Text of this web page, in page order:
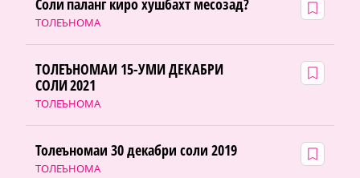
ТОЛЕЪНОМА
Соли паланг киро хушбахт месозад?
ТОЛЕЪНОМА
ТОЛЕЪНОМАИ 15-УМИ ДЕКАБРИ
СОЛИ 2021
ТОЛЕЪНОМА
Толеъномаи 30 декабри соли 2019